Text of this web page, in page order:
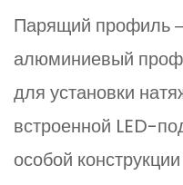
Парящий профиль
алюминиевый
для установки
встроенной LED-
особой